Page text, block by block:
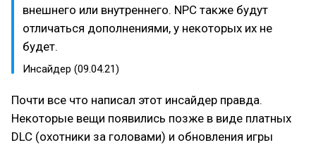
внешнего или внутреннего. NPC также будут
отличаться дополнениями, у некоторых их не
будет.
Инсайдер (09.04.21)
Почти все что написал этот инсайдер правда.
Некоторые вещи появились позже в виде платных
DLC (охотники за головами) и обновления игры